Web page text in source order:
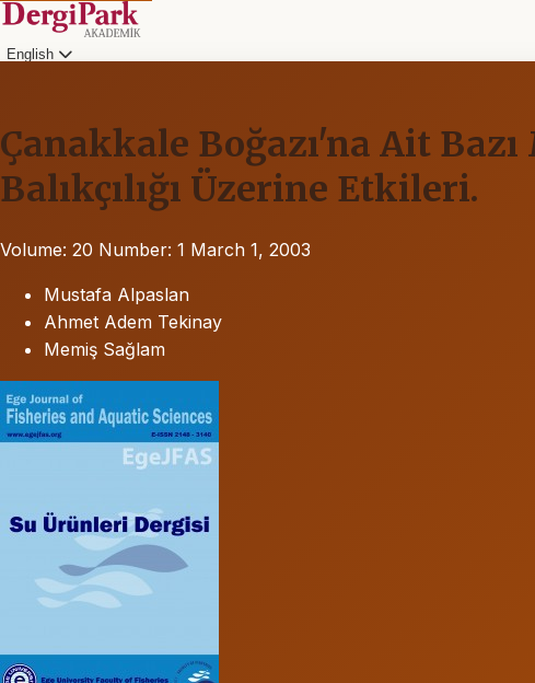
English
Çanakkale Boğazı'na Ait
Balıkçılığı Üzerine Etkileri.
Volume: 20 Number: 1 March 1, 2003
Mustafa Alpaslan
Ahmet Adem Tekinay
Memiş Sağlam